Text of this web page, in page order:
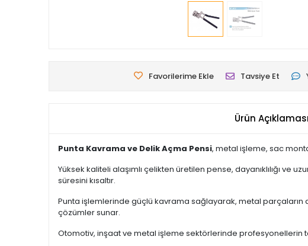
Favorilerime Ekle Tavsiye Et
Ürün Açıklaması
Punta Kavrama ve Delik Açma Pensi, metal işleme, sac
Yüksek kaliteli alaşımlı çelikten üretilen pense, dayanıklılığı ve
süresini kısaltır.
Punta işlemlerinde güçlü kavrama sağlayarak, metal
çözümler sunar.
Otomotiv, inşaat ve metal işleme sektörlerinde profesyonellerin